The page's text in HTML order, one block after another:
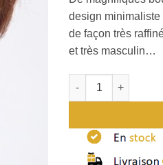
design minimaliste
de façon très
et très masculin…
quantité de Boucle